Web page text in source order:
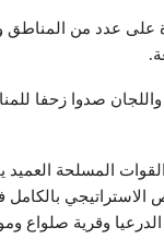
عدد من المناطق
صدوا زحفا
وقرية صلواع